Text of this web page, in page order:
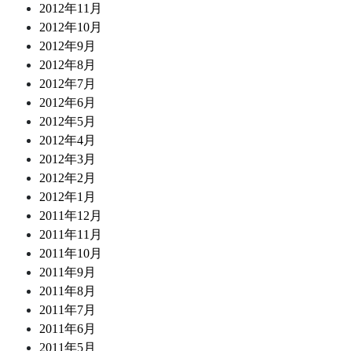
2012年11月
2012年10月
2012年9月
2012年8月
2012年7月
2012年6月
2012年5月
2012年4月
2012年3月
2012年2月
2012年1月
2011年12月
2011年11月
2011年10月
2011年9月
2011年8月
2011年7月
2011年6月
2011年5月